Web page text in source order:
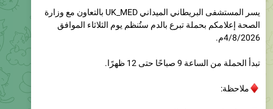
4/8/2026م.
تبدأ الحملة من الساعة 9 صباحًا حتى 12 ظهرًا.
ملاحظة:
يتم إجراء فحص قبل التبرع.